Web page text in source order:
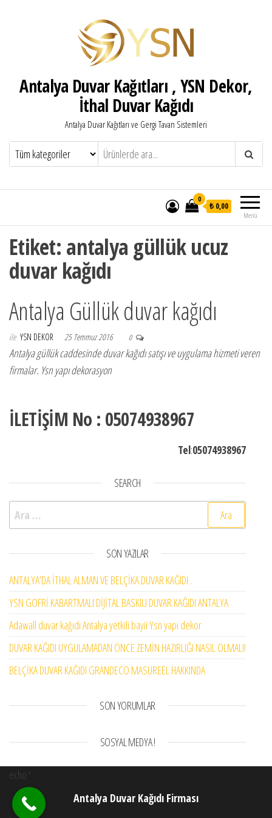
Antalya Duvar Kağıtları , YSN Dekor,
İthal Duvar Kağıdı
Antalya Duvar Kağıtları ve Gergi Tavan Sistemleri
Menü
0
₺ 0,00
Etiket: antalya güllük ucuz
duvar kağıdı
Antalya Güllük duvar kağıdı
ile YSN DEKOR 25 Temmuz 2016 0
Antalya güllük caddesinde duvar kağıdı satışı ve uygulama hizmeti veren
firmalar. Ysn yapı dekorasyon
İLETİŞİM No : 05074938967
Tel:05074938967
SEARCH
Arama:
SON YAZILAR
ANTALYA’DA İTHAL ALMAN VE BELÇİKA DUVAR KAĞIDI .
YSN GOFRİ KABARTMALI DİJİTAL BASKILI DUVAR KAĞIDI ANTALYA
Adawall duvar kağıdı Antalya yetkili bayii Ysn yapı dekor
DUVAR KAĞIDI UYGULAMADAN ÖNCE ZEMİN HAZIRLIĞI NASIL OLMALI!
BELÇİKA DUVAR KAĞIDI GRANDECO MASUREEL HAKKINDA
SON YORUMLAR
SOSYAL MEDYA !
echo '
Antalya Duvar Kağıdı Firması